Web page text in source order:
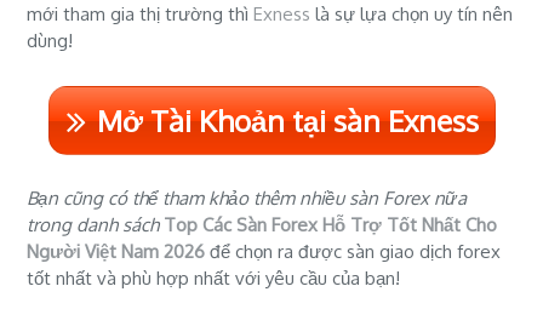
mới tham gia thị trường thìExness là sự lựa chọn uy tín nên
dùng!
Mở Tài Khoản tại sàn Exness
Bạn cũng có thể tham khảo thêm nhiều sàn Forex nữa
trong danh sách Top Các Sàn Forex Hỗ Trợ Tốt Nhất Cho
Người Việt Nam 2026 để chọn ra được sàn giao dịch forex
tốt nhất và phù hợp nhất với yêu cầu của bạn!